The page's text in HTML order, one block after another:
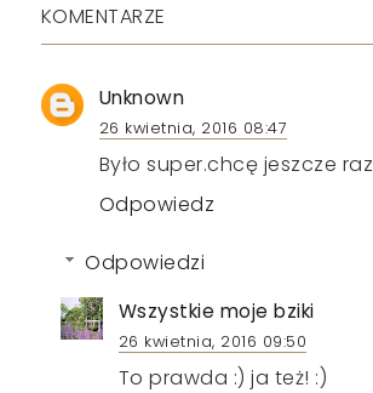
KOMENTARZE
Unknown
26 kwietnia, 2016 08:47
Było super.chcę jeszcze
Odpowiedz
Odpowiedzi
Wszystkie moje bziki
26 kwietnia, 2016 09:50
To prawda :) ja też! :)